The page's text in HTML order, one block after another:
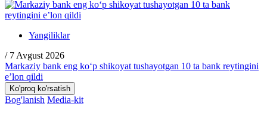
Yangiliklar
/ 7 Avgust 2026
Markaziy bank eng ko‘p shikoyat tushayotgan 10 ta bank reytingini
e’lon qildi
Ko'proq ko'rsatish
Bog'lanish Media-kit